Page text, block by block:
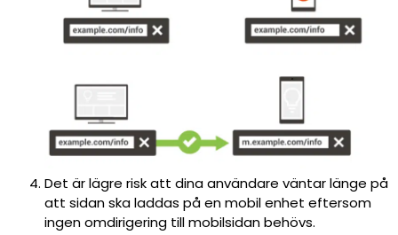
Det är lägre risk att dina användare väntar länge på
att sidan ska laddas på en mobil enhet eftersom
ingen omdirigering till mobilsidan behövs.